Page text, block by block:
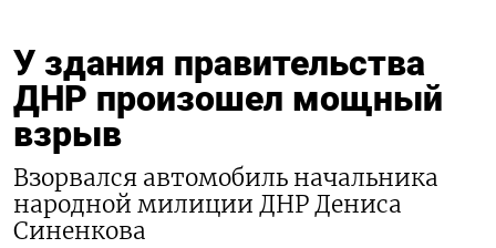
У здания правительства
ДНР произошел мощный
взрыв
Взорвался автомобиль начальника
народной милиции ДНР Дениса
Синенкова